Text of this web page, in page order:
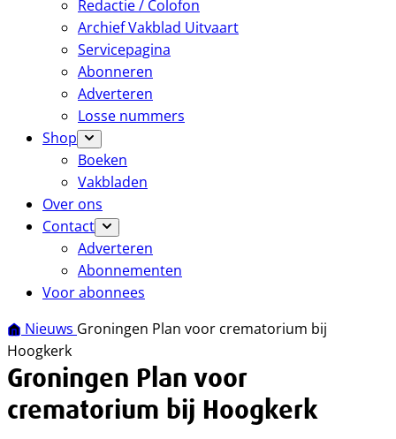
Redactie / Colofon
Archief Vakblad Uitvaart
Servicepagina
Abonneren
Adverteren
Losse nummers
Shop
Boeken
Vakbladen
Over ons
Contact
Adverteren
Abonnementen
Voor abonnees
Nieuws Groningen Plan voor crematorium bij
Hoogkerk
Groningen Plan voor
crematorium bij Hoogkerk